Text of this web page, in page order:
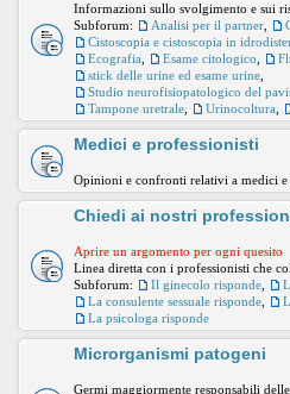
Informazioni sullo svolgimento e sui
Subforum:
Analisi per il partner
Cistoscopia e cistoscopia in
Ecografia
Esame citologico
stick delle urine ed esame urine
Studio neurofisiopatologico del
Tampone uretrale
Urinocoltura
Medici e professionisti
Opinioni e confronti relativi a medici e
Chiedi ai nostri
Aprire un argomento per ogni quesito
Linea diretta con i professionisti che
Subforum:
Il ginecolo risponde
La consulente sessuale risponde
La psicologa risponde
Microrganismi patogeni
Germi maggiormente responsabili